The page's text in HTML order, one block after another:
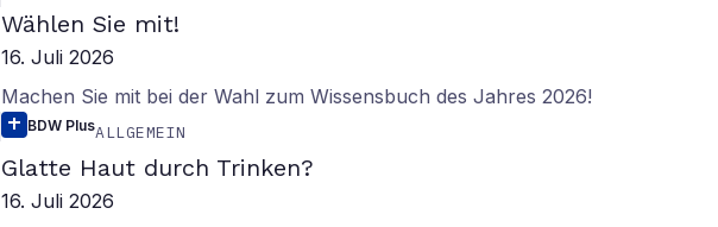
Wählen Sie mit!
16. Juli 2026
Machen Sie mit bei der Wahl zum Wissensbuch des Jahres 2026!
BDW PlusALLGEMEIN
Glatte Haut durch Trinken?
16. Juli 2026